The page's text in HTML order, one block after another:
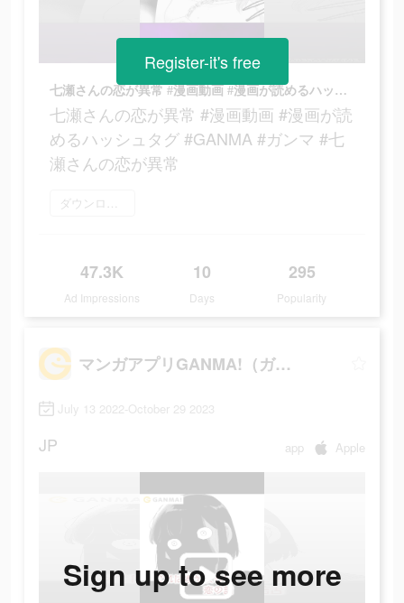
七瀬さんの恋が異常 #漫画動画 #漫画が読めるハッシュタグ #GANMA #ガンマ #七瀬さんの恋が異常
七瀬さんの恋が異常 #漫画動画 #漫画が読
めるハッシュタグ #GANMA #ガンマ #七
瀬さんの恋が異常
ダウンロード
47.3K
Ad Impressions
10
Days
295
Popularity
Register-it's free
マンガアプリGANMA!（ガンマ）
July 13 2022-October 29 2023
JP app Apple
Sign up to see more